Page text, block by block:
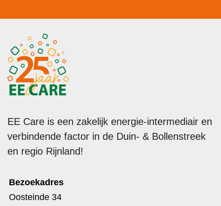
EE Care is een zakelijk energie-intermediair en
verbindende factor in de Duin- & Bollenstreek
en regio Rijnland!
Bezoekadres
Oosteinde 34